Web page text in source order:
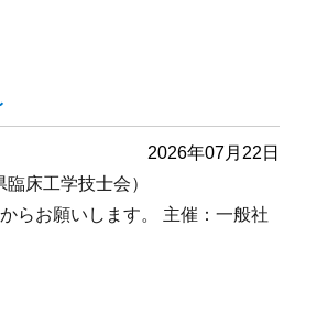
能に関するワークグループ 我々の未
2026年07月22日
床工学技士会）
らお願いします。 主催：一般社
ーティング〜” の